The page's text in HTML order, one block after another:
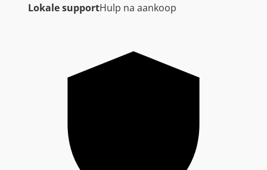
Lokale supportHulp na aankoop